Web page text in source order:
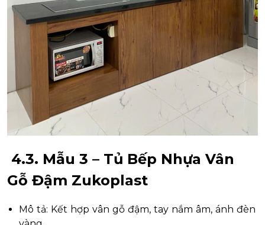
4.3. Mẫu 3 – Tủ Bếp Nhựa Vân
Gỗ Đậm Zukoplast
Mô tả: Kết hợp vân gỗ đậm, tay nắm âm, ánh đèn